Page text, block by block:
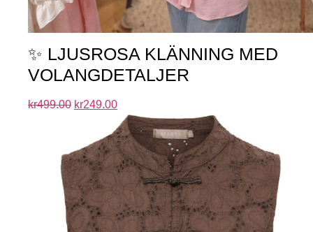
✨ LJUSROSA KLÄNNING MED
VOLANGDETALJER
kr499.00 kr249.00